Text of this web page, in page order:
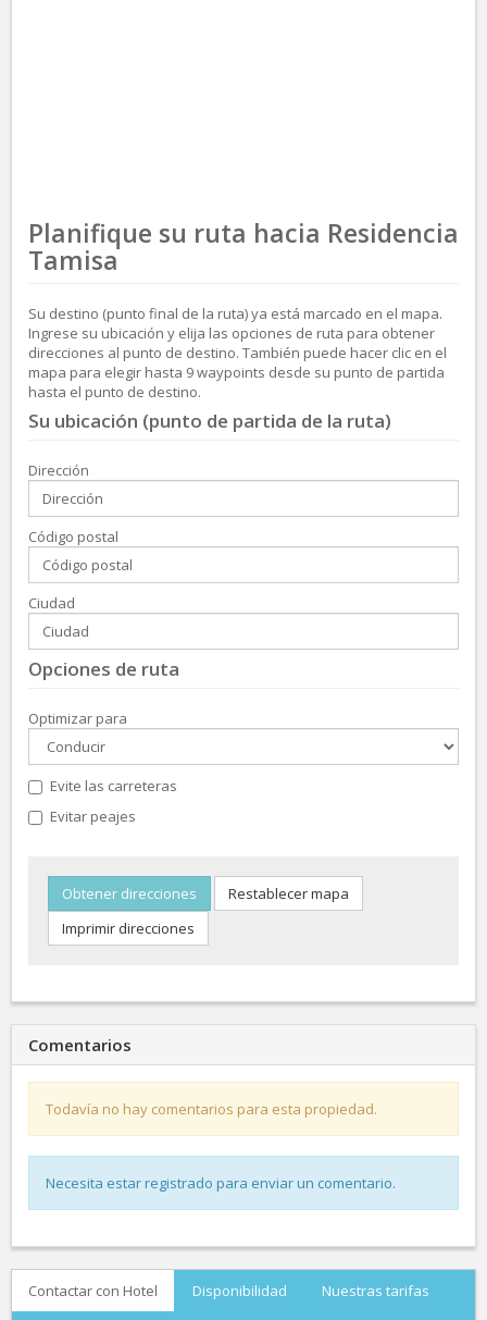
Planifique su ruta hacia Residencia
Tamisa
Su destino (punto final de la ruta) ya está marcado en el mapa.
Ingrese su ubicación y elija las opciones de ruta para obtener
direcciones al punto de destino. También puede hacer clic en el
mapa para elegir hasta 9 waypoints desde su punto de partida
hasta el punto de destino.
Su ubicación (punto de partida de la ruta)
Dirección
Código postal
Ciudad
Opciones de ruta
Optimizar para
Evite las carreteras
Evitar peajes
Comentarios
Todavía no hay comentarios para esta propiedad.
Necesita estar registrado para enviar un comentario.
Contactar con Hotel Disponibilidad Nuestras tarifas